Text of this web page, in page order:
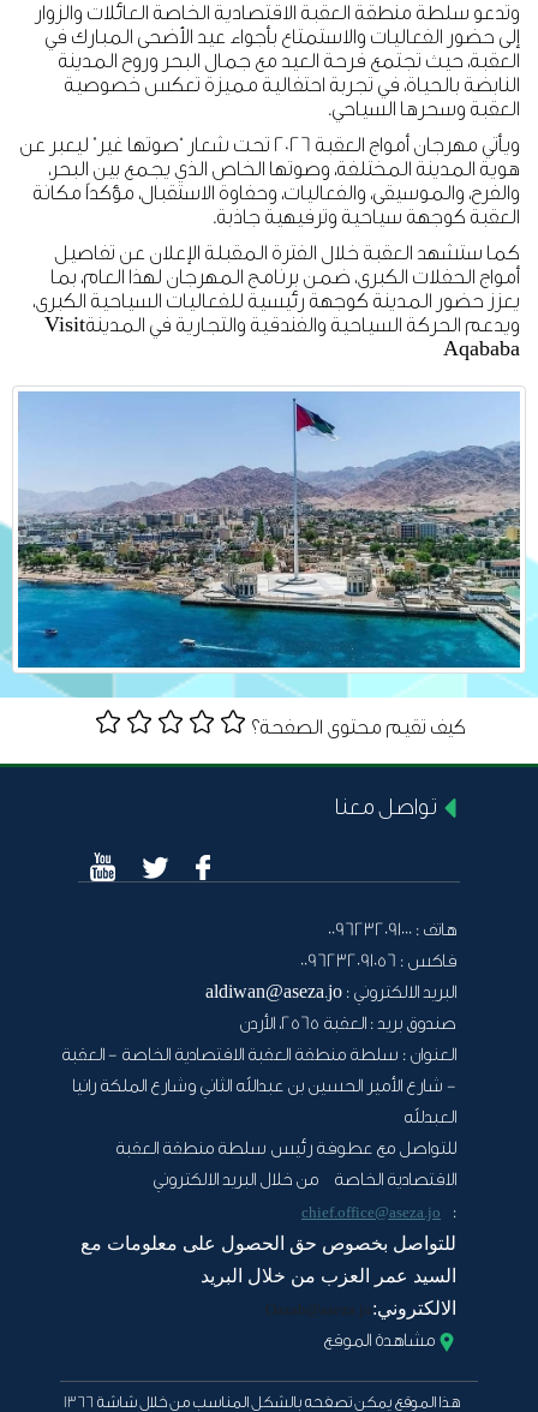
وتدعو سلطة منطقة العقبة الاقتصادية الخاصة العائلات والزوار
إلى حضور الفعاليات والاستمتاع بأجواء عيد الأضحى المبارك في
العقبة، حيث تجتمع فرحة العيد مع جمال البحر وروح المدينة
النابضة بالحياة، في تجربة احتفالية مميزة تعكس خصوصية
العقبة وسحرها السياحي.
ويأتي مهرجان أمواج العقبة 2026 تحت شعار “صوتها غير” ليعبر عن
هوية المدينة المختلفة، وصوتها الخاص الذي يجمع بين البحر،
والفرح، والموسيقى، والفعاليات، وحفاوة الاستقبال، مؤكداً مكانة
العقبة كوجهة سياحية وترفيهية جاذبة.
كما ستشهد العقبة خلال الفترة المقبلة الإعلان عن تفاصيل
أمواج الحفلات الكبرى، ضمن برنامج المهرجان لهذا العام، بما
يعزز حضور المدينة كوجهة رئيسية للفعاليات السياحية الكبرى،
ويدعم الحركة السياحية والفندقية والتجارية في المدينةVisit
Aqababa
كيف تقيم محتوى الصفحة؟
تواصل معنا
هاتف : 0096232091000
فاكس : 0096232091056
البريد الالكتروني : aldiwan@aseza.jo
صندوق بريد : العقبة 2565، الأردن
العنوان : سلطة منطقة العقبة الاقتصادية الخاصة - العقبة
- شارع الأمير الحسين بن عبدالله الثاني وشارع الملكة رانيا
العبدلله
للتواصل مع عطوفة رئيس سلطة منطقة العقبة
الاقتصادية الخاصة من خلال البريد الالكتروني
:
chief.office@aseza.jo
للتواصل بخصوص حق الحصول على معلومات مع
السيد عمر العزب من خلال البريد
الالكتروني:Oazab@aseza.jo
مشاهدة الموقع
هذا الموقع يمكن تصفحه بالشكل المناسب من خلال شاشة 1366